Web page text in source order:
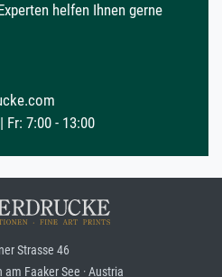
helfen Ihnen gerne
Fr: 7:00 - 13:00
Strasse 46
Faaker See · Austria